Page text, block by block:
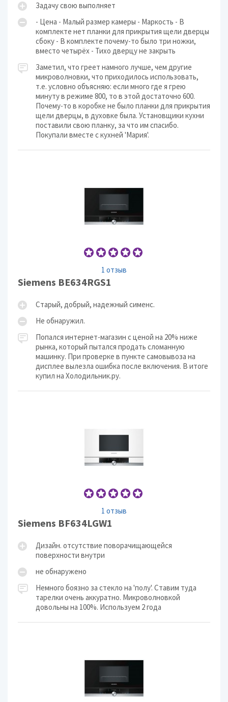
Задачу свою выполняет
- Цена - Малый размер камеры - Маркость - В
комплекте нет планки для прикрытия щели дверцы
сбоку - В комплекте почему-то было три ножки,
вместо четырёх - Тихо дверцу не закрыть
Заметил, что греет намного лучше, чем другие
микроволновки, что приходилось использовать,
т.е. условно объясняю: если много где я грею
минуту в режиме 800, то в этой достаточно 600.
Почему-то в коробке не было планки для прикрытия
щели дверцы, в духовке была. Установщики кухни
поставили свою планку, за что им спасибо.
Покупали вместе с кухней 'Мария'.
1 отзыв
Siemens BE634RGS1
Старый, добрый, надежный сименс.
Не обнаружил.
Попался интернет-магазин с ценой на 20% ниже
рынка, который пытался продать сломанную
машинку. При проверке в пункте самовывоза на
дисплее вылезла ошибка после включения. В итоге
купил на Холодильник.ру.
1 отзыв
Siemens BF634LGW1
Дизайн. отсутствие поворачищающейся
поверхности внутри
не обнаружено
Немного боязно за стекло на 'полу'. Ставим туда
тарелки очень аккуратно. Микроволновкой
довольны на 100%. Используем 2 года